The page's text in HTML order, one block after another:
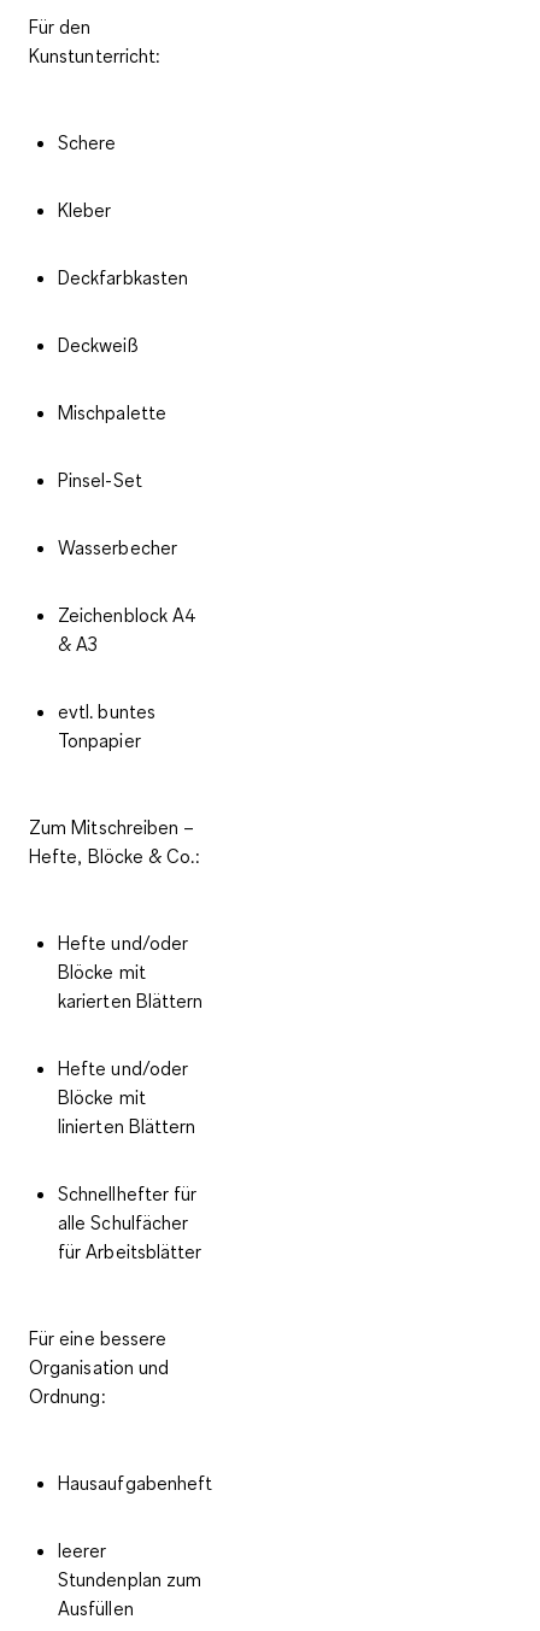
Für den
Kunstunterricht:
Schere
Kleber
Deckfarbkasten
Deckweiß
Mischpalette
Pinsel-Set
Wasserbecher
Zeichenblock A4
& A3
evtl. buntes
Tonpapier
Zum Mitschreiben –
Hefte, Blöcke & Co.:
Hefte und/oder
Blöcke mit
karierten Blättern
Hefte und/oder
Blöcke mit
linierten Blättern
Schnellhefter für
alle Schulfächer
für Arbeitsblätter
Für eine bessere
Organisation und
Ordnung:
Hausaufgabenheft
leerer
Stundenplan zum
Ausfüllen